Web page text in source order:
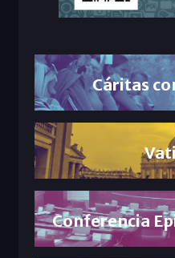
Cáritas
Conferencia